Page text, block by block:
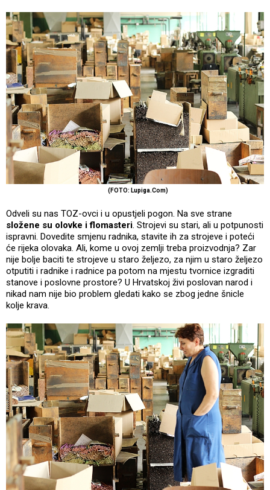
(FOTO: Lupiga.Com)
Odveli su nas TOZ-ovci i u opustjeli pogon. Na sve strane
složene su olovke i flomasteri. Strojevi su stari, ali u potpunosti
ispravni. Dovedite smjenu radnika, stavite ih za strojeve i poteći
će rijeka olovaka. Ali, kome u ovoj zemlji treba proizvodnja? Zar
nije bolje baciti te strojeve u staro željezo, za njim u staro željezo
otputiti i radnike i radnice pa potom na mjestu tvornice izgraditi
stanove i poslovne prostore? U Hrvatskoj živi poslovan narod i
nikad nam nije bio problem gledati kako se zbog jedne šnicle
kolje krava.